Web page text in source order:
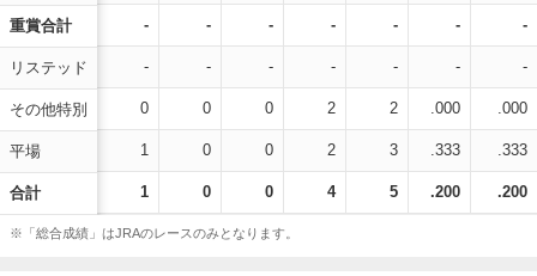
重賞合計
リステッド
その他特別
平場
合計
- - - - - - -
- - - - - - -
0 0 0 2 2 .000 .000
1 0 0 2 3 .333 .333
1 0 0 4 5 .200 .200
※「総合成績」はJRAのレースのみとなります。